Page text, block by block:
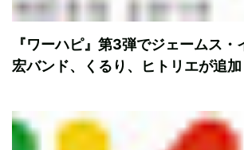
『ワーハピ』第3弾でジェームス・
宏バンド、くるり、ヒトリエが追加